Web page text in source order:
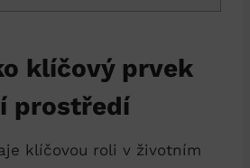
klíčový prvek
prostředí
klíčovou roli v životním